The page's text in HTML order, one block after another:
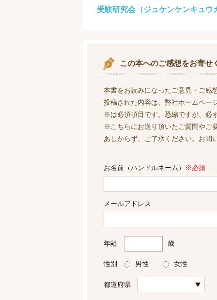
受験研究会（ジュケンケンキュウ
この本へのご感想をお寄せ
本書をお読みになったご意見・ご感
投稿された内容は、弊社ホームペー
※は必須項目です。恐縮ですが、必
※こちらにお送り頂いたご質問やご
あしからず、ご了承ください。お問
お名前（ハンドルネーム） ※必須
メールアドレス
年齢 歳
性別 男性 女性
都道府県